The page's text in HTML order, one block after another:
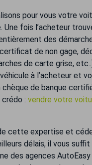
pour vous votre
fois l’acheteur
des
de non gage,
de carte grise,
à l’acheteur et
de banque
: vendre votre
cette expertise et
délais, il vous suffit
des agences